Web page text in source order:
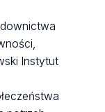
Instytut